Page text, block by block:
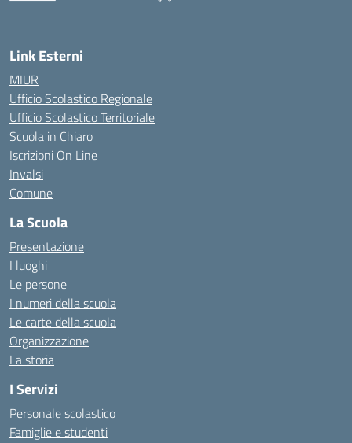
Link Esterni
MIUR
Ufficio Scolastico Regionale
Ufficio Scolastico Territoriale
Scuola in Chiaro
Iscrizioni On Line
Invalsi
Comune
La Scuola
Presentazione
I luoghi
Le persone
I numeri della scuola
Le carte della scuola
Organizzazione
La storia
I Servizi
Personale scolastico
Famiglie e studenti